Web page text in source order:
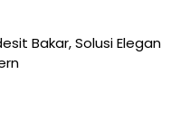
Bakar, Solusi Elegan